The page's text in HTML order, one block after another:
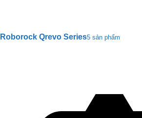
Roborock Qrevo Series5 sản phẩm